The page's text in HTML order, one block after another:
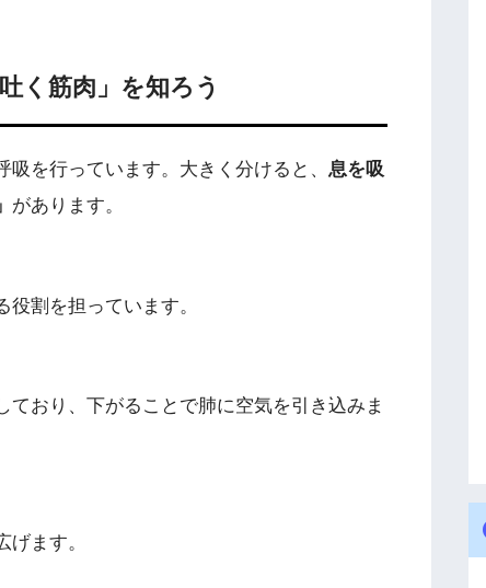
く筋肉」を知ろう
を行っています。大きく分けると、 息を吸
があります。
割を担っています。
おり、下がることで肺に空気を引き込みま
ます。